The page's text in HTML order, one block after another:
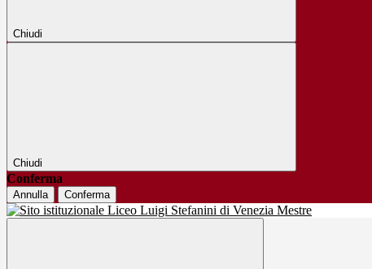
Chiudi
Chiudi
Conferma
Annulla Conferma